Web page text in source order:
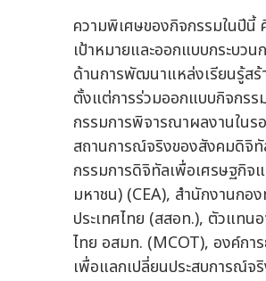
ความพิเศษของกิจกรรมในปีนี้
เป้าหมายและออกแบบกระบว
ด้านการพัฒนาแหล่งเรียนรู้สร้
ตั้งแต่การร่วมออกแบบกิจกร
กรรมการพิจารณาผลงานใน
สถานการณ์จริงของสังคมดิจิทั
กรรมการดิจิทัลเพื่อเศรษฐกิจ
มหาชน) (CEA), สำนักงานก
ประเทศไทย (สสอท.), ตัวแท
ไทย อสมท. (MCOT), องค์กา
เพื่อแลกเปลี่ยนประสบการณ์จ